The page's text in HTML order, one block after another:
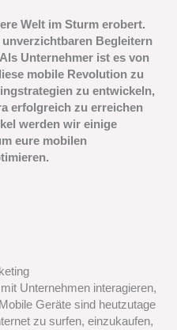
Welt im Sturm erobert.
Begleitern
Unternehmer ist es von
mobile Revolution zu
zu entwickeln,
erfolgreich zu erreichen
werden wir einige
eure mobilen
Unternehmen interagieren,
Geräte sind heutzutage
zu surfen, einzukaufen,